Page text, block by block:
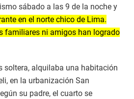
sábado a las 9 de la noche y
en el norte chico de Lima.
familiares ni amigos han logrado
soltera, alquilaba una habitación
en la urbanización San
su padre, el cuarto se